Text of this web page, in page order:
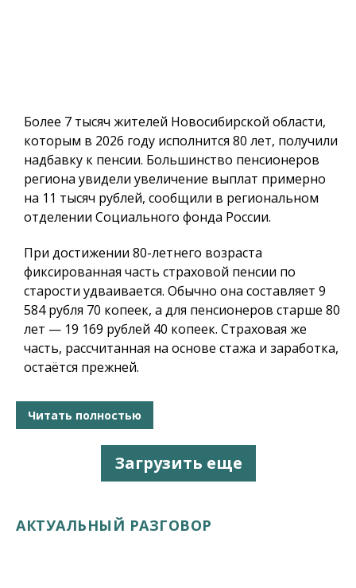
Более 7 тысяч жителей Новосибирской области,
которым в 2026 году исполнится 80 лет, получили
надбавку к пенсии. Большинство пенсионеров
региона увидели увеличение выплат примерно
на 11 тысяч рублей, сообщили в региональном
отделении Социального фонда России.
При достижении 80-летнего возраста
фиксированная часть страховой пенсии по
старости удваивается. Обычно она составляет 9
584 рубля 70 копеек, а для пенсионеров старше 80
лет — 19 169 рублей 40 копеек. Страховая же
часть, рассчитанная на основе стажа и заработка,
остаётся прежней.
Читать полностью
Загрузить еще
АКТУАЛЬНЫЙ РАЗГОВОР